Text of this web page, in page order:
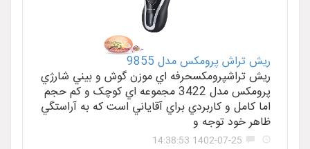
ريش تراش پرومکس مدل 9855
ريش تراشپرومکسحرفه اي موزن گوش و بيني شارژي
پرومکس مدل 3422 مجموعه اي کوچک و کم حجم
اما کامل و کاربردي براي آقاياني است که به آراستگي
ظاهر خود توجه و
1402-07-25 14:38:53